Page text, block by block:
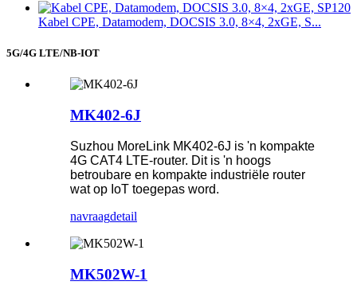
Kabel CPE, Datamodem, DOCSIS 3.0, 8×4, 2xGE, S...
5G/4G LTE/NB-IOT
MK402-6J
Suzhou MoreLink MK402-6J is 'n kompakte
4G CAT4 LTE-router. Dit is 'n hoogs
betroubare en kompakte industriële router
wat op IoT toegepas word.
navraagdetail
MK502W-1